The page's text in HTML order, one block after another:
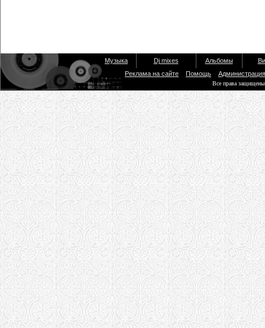
Музыка Dj mixes Альбомы
Реклама на сайте
Помощь Администрация
Все права